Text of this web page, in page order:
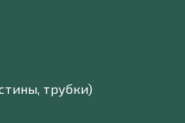
трубки)